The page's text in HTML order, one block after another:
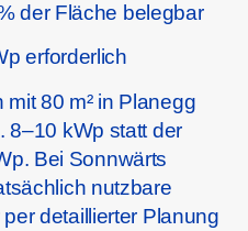
der Fläche belegbar
erforderlich
80 m² in Planegg
8–10 kWp statt der
Bei Sonnwärts
nutzbare
detaillierter Planung